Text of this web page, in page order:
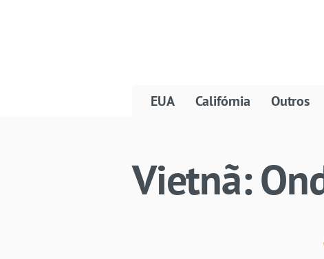
EUA Califórnia Outros
Vietnã: